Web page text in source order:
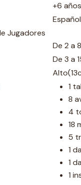
+6 años
Español
Jugadores
De 2 a
De 3 a
1
8
4
18
5
1
1
1